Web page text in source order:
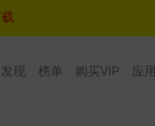
发现 榜单 购买VIP 应